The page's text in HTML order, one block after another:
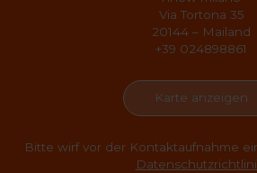
Via Tortona 35
20144 – Mailand
+39 024898861
Karte anzeigen
Bitte wirf vor der Kontaktaufnahme